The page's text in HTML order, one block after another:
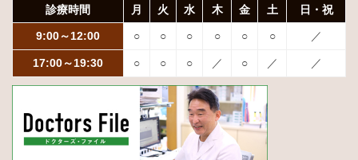
診療時間 月 火 水 木 金 土 日・祝
9:00～12:00 ○ ○ ○ ○ ○ ○ ／
17:00～19:30 ○ ○ ○ ／ ○ ／ ／